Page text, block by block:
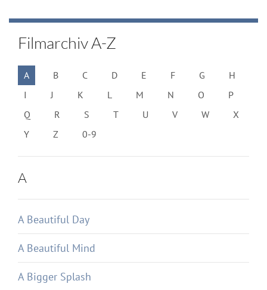
Filmarchiv A-Z
A B C D E F G
H
I
J K L M N O
P
Q
R S T U V W
X
Y
Z 0-9
A
A Beautiful Day
A Beautiful Mind
A Bigger Splash